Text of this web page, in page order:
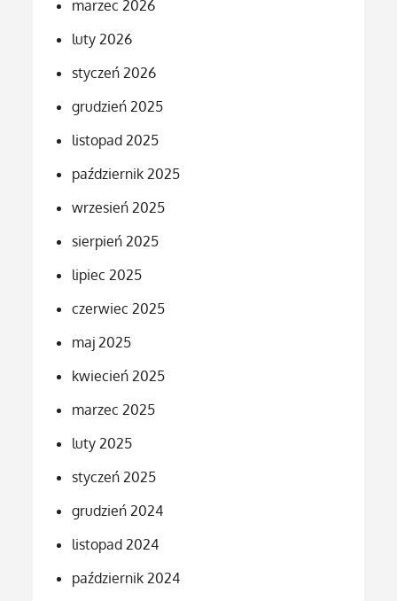
marzec 2026
luty 2026
styczeń 2026
grudzień 2025
listopad 2025
październik 2025
wrzesień 2025
sierpień 2025
lipiec 2025
czerwiec 2025
maj 2025
kwiecień 2025
marzec 2025
luty 2025
styczeń 2025
grudzień 2024
listopad 2024
październik 2024